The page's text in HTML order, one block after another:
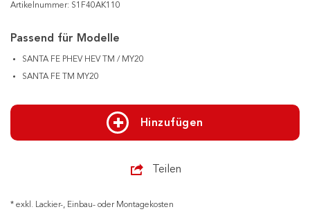
Artikelnummer: S1F40AK110
Passend für Modelle
SANTA FE PHEV HEV TM / MY20
SANTA FE TM MY20
Hinzufügen
Teilen
* exkl. Lackier-, Einbau- oder Montagekosten